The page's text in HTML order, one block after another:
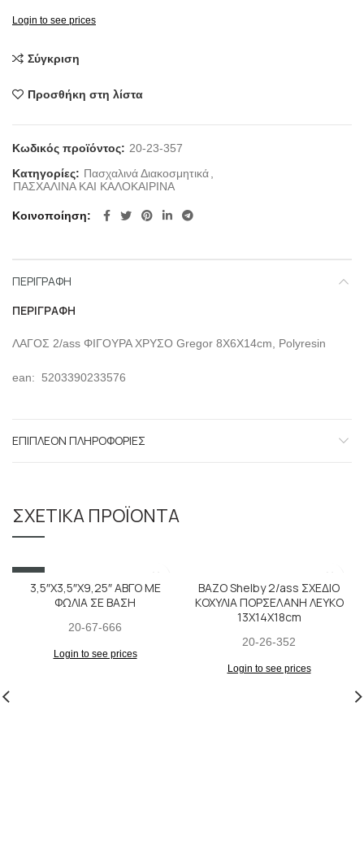
Login to see prices
Σύγκριση
Προσθήκη στη λίστα
Κωδικός προϊόντος: 20-23-357
Κατηγορίες: Πασχαλινά Διακοσμητικά
ΠΑΣΧΑΛΙΝΑ ΚΑΙ ΚΑΛΟΚΑΙΡΙΝΑ
Κοινοποίηση
ΠΕΡΙΓΡΑΦΉ
ΠΕΡΙΓΡΑΦΉ
ΛΑΓΟΣ 2/ass ΦΙΓΟΥΡΑ ΧΡΥΣΟ Gregor 8Χ6Χ14cm, Polyresin
ean: 5203390233576
ΕΠΙΠΛΈΟΝ ΠΛΗΡΟΦΟΡΊΕΣ
ΣΧΕΤΙΚΆ ΠΡΟΪΌΝΤΑ
SALE
3,5″X3,5″X9,25″ ΑΒΓΟ ΜΕ
ΦΩΛΙΑ ΣΕ ΒΑΣΗ
20-67-666
Login to see prices
ΒΑΖΟ Shelby 2/ass ΣΧΕΔΙΟ
ΚΟΧΥΛΙΑ ΠΟΡΣΕΛΑΝΗ ΛΕΥΚΟ
13Χ14Χ18cm
20-26-352
Login to see prices